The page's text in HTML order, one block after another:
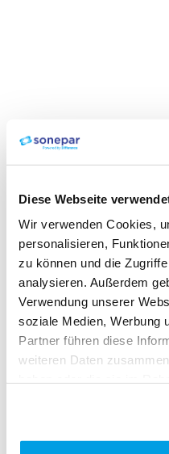
Diese Webseite
Wir verwenden Cookies,
personalisieren,
zu können und die
analysieren. Außerdem
Verwendung unserer
soziale Medien, Werbung
Partner führen diese
weiteren Daten